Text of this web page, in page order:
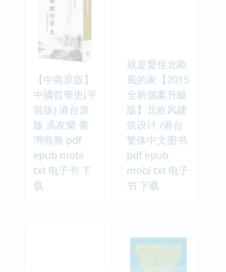
【中商原版】
中國哲學史(平
裝版) 港台原
版 馮友蘭 臺
灣商務 pdf
epub mobi
txt 电子书 下
载
就是愛住北歐
風的家【2015
全新個案升級
版】北欧风建
筑设计 /港台
繁体中文图书
pdf epub
mobi txt 电子
书 下载